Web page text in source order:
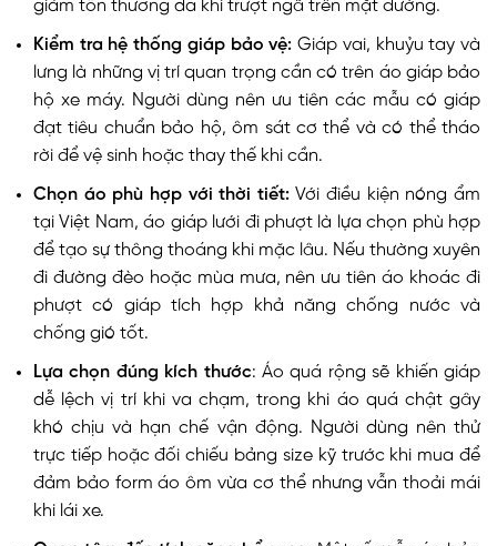
giảm tổn thương da khi trượt ngã trên mặt đường.
Kiểm tra hệ thống giáp bảo vệ: Giáp vai, khuỷu tay và
lưng là những vị trí quan trọng cần có trên áo giáp bảo
hộ xe máy. Người dùng nên ưu tiên các mẫu có giáp
đạt tiêu chuẩn bảo hộ, ôm sát cơ thể và có thể tháo
rời để vệ sinh hoặc thay thế khi cần.
Chọn áo phù hợp với thời tiết:Với điều kiện nóng ẩm
tại Việt Nam, áo giáp lưới đi phượt là lựa chọn phù hợp
để tạo sự thông thoáng khi mặc lâu. Nếu thường xuyên
đi đường đèo hoặc mùa mưa, nên ưu tiên áo khoác đi
phượt có giáp tích hợp khả năng chống nước và
chống gió tốt.
Lựa chọn đúng kích thước: Áo quá rộng sẽ khiến giáp
dễ lệch vị trí khi va chạm, trong khi áo quá chật gây
khó chịu và hạn chế vận động. Người dùng nên thử
trực tiếp hoặc đối chiếu bảng size kỹ trước khi mua để
đảm bảo form áo ôm vừa cơ thể nhưng vẫn thoải mái
khi lái xe.